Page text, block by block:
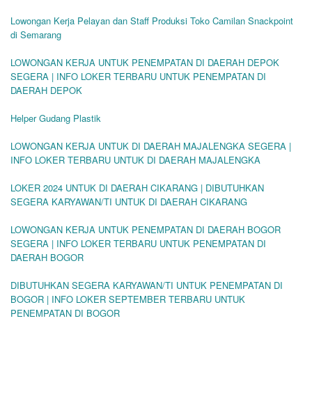
Lowongan Kerja Pelayan dan Staff Produksi Toko Camilan Snackpoint
di Semarang
LOWONGAN KERJA UNTUK PENEMPATAN DI DAERAH DEPOK
SEGERA | INFO LOKER TERBARU UNTUK PENEMPATAN DI
DAERAH DEPOK
Helper Gudang Plastik
LOWONGAN KERJA UNTUK DI DAERAH MAJALENGKA SEGERA |
INFO LOKER TERBARU UNTUK DI DAERAH MAJALENGKA
LOKER 2024 UNTUK DI DAERAH CIKARANG | DIBUTUHKAN
SEGERA KARYAWAN/TI UNTUK DI DAERAH CIKARANG
LOWONGAN KERJA UNTUK PENEMPATAN DI DAERAH BOGOR
SEGERA | INFO LOKER TERBARU UNTUK PENEMPATAN DI
DAERAH BOGOR
DIBUTUHKAN SEGERA KARYAWAN/TI UNTUK PENEMPATAN DI
BOGOR | INFO LOKER SEPTEMBER TERBARU UNTUK
PENEMPATAN DI BOGOR